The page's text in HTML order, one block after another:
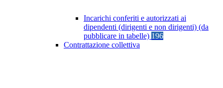
Incarichi conferiti e autorizzati ai
dipendenti (dirigenti e non dirigenti) (da
pubblicare in tabelle) 196
Contrattazione collettiva